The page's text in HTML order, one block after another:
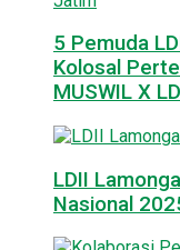
5 Pemuda
Kolosal
MUSWIL X
LDII
Nasional